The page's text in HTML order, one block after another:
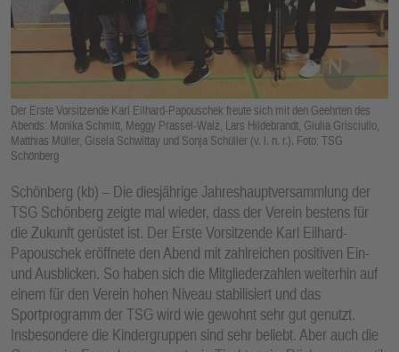
Der Erste Vorsitzende Karl Eilhard-Papouschek freute sich mit den Geehrten des
Abends: Monika Schmitt, Meggy Prassel-Walz, Lars Hildebrandt, Giulia Grisciullo,
Matthias Müller, Gisela Schwittay und Sonja Schüller (v. l. n. r.). Foto: TSG
Schönberg
Schönberg (kb) – Die diesjährige Jahreshauptversammlung der
TSG Schönberg zeigte mal wieder, dass der Verein bestens für
die Zukunft gerüstet ist. Der Erste Vorsitzende Karl Eilhard-
Papouschek eröffnete den Abend mit zahlreichen positiven Ein-
und Ausblicken. So haben sich die Mitgliederzahlen weiterhin auf
einem für den Verein hohen Niveau stabilisiert und das
Sportprogramm der TSG wird wie gewohnt sehr gut genutzt.
Insbesondere die Kindergruppen sind sehr beliebt. Aber auch die